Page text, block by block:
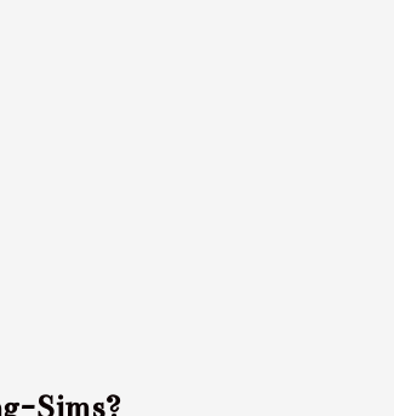
Sims?